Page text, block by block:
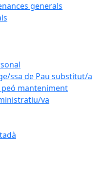
generals
ssa de Pau substitut/a
manteniment
va